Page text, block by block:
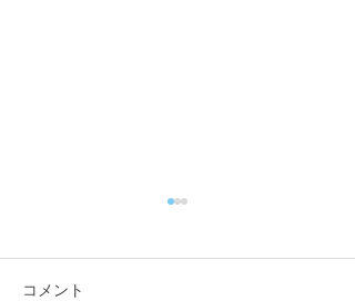
コメント